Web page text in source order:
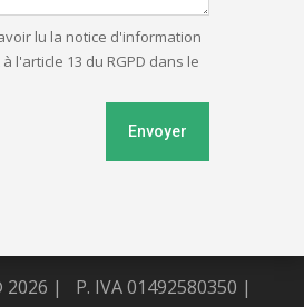
lu la notice d'information
l'article 13 du RGPD dans le
Envoyer
2026 |
P. IVA 01492580350 |